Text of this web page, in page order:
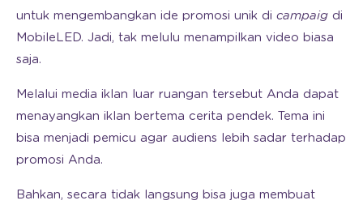
untuk mengembangkan ide promosi unik di campaig di
MobileLED. Jadi, tak melulu menampilkan video biasa
saja.
Melalui media iklan luar ruangan tersebut Anda dapat
menayangkan iklan bertema cerita pendek. Tema ini
bisa menjadi pemicu agar audiens lebih sadar terhadap
promosi Anda.
Bahkan, secara tidak langsung bisa juga membuat